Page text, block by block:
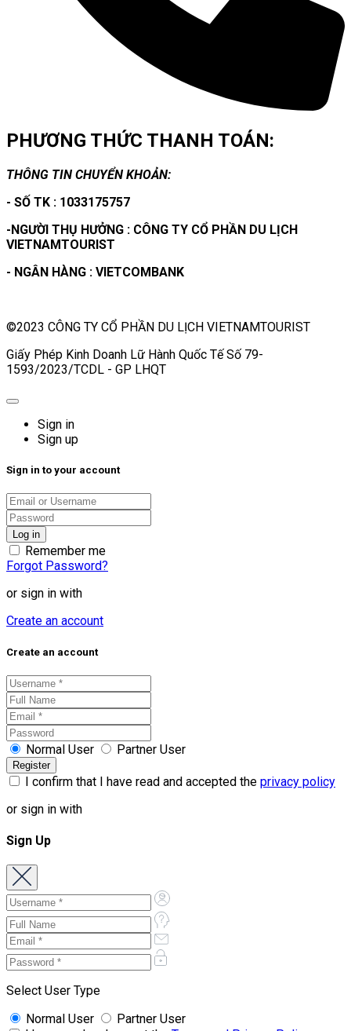
PHƯƠNG THỨC THANH TOÁN:
THÔNG TIN CHUYỂN KHOẢN:
- SỐ TK : 1033175757
-NGƯỜI THỤ HƯỞNG : CÔNG TY CỔ PHẦN DU LỊCH
VIETNAMTOURIST
- NGÂN HÀNG : VIETCOMBANK
©2023 CÔNG TY CỔ PHẦN DU LỊCH VIETNAMTOURIST
Giấy Phép Kinh Doanh Lữ Hành Quốc Tế Số 79-
1593/2023/TCDL - GP LHQT
Sign in
Sign up
Sign in to your account
Remember me
Forgot Password?
or sign in with
Create an account
Create an account
Normal User Partner User
I confirm that I have read and accepted the privacy policy
or sign in with
Sign Up
Select User Type
Normal User
Partner User